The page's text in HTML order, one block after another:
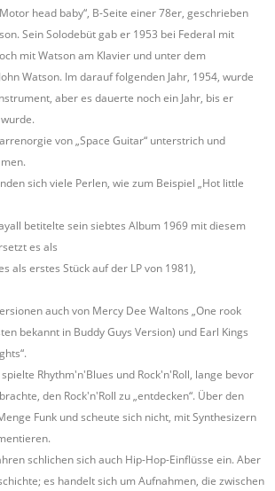
head baby“, B-Seite einer 78er, geschrieben
Sein Solodebüt gab er 1953 bei Federal mit
mit Watson am Klavier und unter dem
Watson. Im darauf folgenden Jahr, 1954, wurde
aber es dauerte noch ein Jahr, bis er
von „Space Guitar“ unterstrich und
sich viele Perlen, wie zum Beispiel „Hot little
betitelte sein siebtes Album 1969 mit diesem
es als
als erstes Stück auf der LP von 1981),
auch von Mercy Dee Waltons „One rook
bekannt in Buddy Guys Version) und Earl Kings
spielte Rhythm'n'Blues und Rock'n'Roll, lange bevor
den Rock'n'Roll zu „entdecken“. Über den
Funk und scheute sich nicht, mit Synthesizern
schlichen sich auch Hip-Hop-Einflüsse ein. Aber
es handelt sich um Aufnahmen, die zwischen